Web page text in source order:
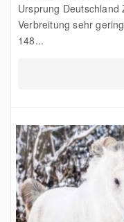
Ursprung Deutschland
Verbreitung sehr
148...